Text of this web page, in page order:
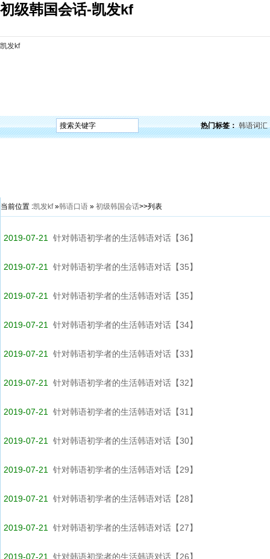
初级韩国会话-凯发kf
凯发kf
热门标签： 韩语词汇
当前位置 :凯发kf»韩语口语 » 初级韩国会话>>列表
2019-07-21 针对韩语初学者的生活韩语对话【36】
2019-07-21 针对韩语初学者的生活韩语对话【35】
2019-07-21 针对韩语初学者的生活韩语对话【35】
2019-07-21 针对韩语初学者的生活韩语对话【34】
2019-07-21 针对韩语初学者的生活韩语对话【33】
2019-07-21 针对韩语初学者的生活韩语对话【32】
2019-07-21 针对韩语初学者的生活韩语对话【31】
2019-07-21 针对韩语初学者的生活韩语对话【30】
2019-07-21 针对韩语初学者的生活韩语对话【29】
2019-07-21 针对韩语初学者的生活韩语对话【28】
2019-07-21 针对韩语初学者的生活韩语对话【27】
2019-07-21 针对韩语初学者的生活韩语对话【26】